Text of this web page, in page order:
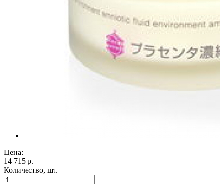
Цена:
14 715 р.
Количество, шт.